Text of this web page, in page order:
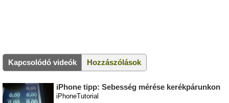
Kapcsolódó videók Hozzászólások
iPhone tipp: Sebesség mérése kerékpárunkon
iPhoneTutorial